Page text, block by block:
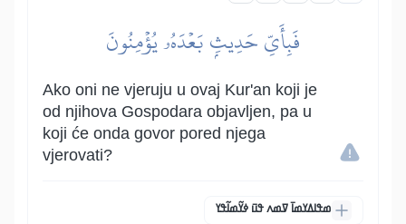
فَبِأَيِّ حَدِيثِۭ بَعۡدَهُۥ يُؤۡمِنُونَ
Ako oni ne vjeruju u ovaj Kur'an koji je
od njihova Gospodara objavljen, pa u
koji će onda govor pored njega
vjerovati?
ߘߟߊߡߌߘߊ߫ ߜߘߍ ߟߎ߫ ߦߌ߬ߘߊ߬ߟߌ